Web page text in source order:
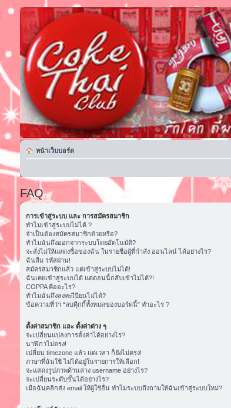
หน้าเว็บบอร์ด
FAQ
การเข้าสู่ระบบ และ การสมัครสมาชิก
ทำไมเข้าสู่ระบบไม่ได้ ?
จำเป็นต้องสมัครสมาชิกด้วยหรือ?
ทำไมฉันถึงออกจากระบบโดยอัตโนมัติ?
จะสั่งไม่ให้แสดงชื่อของฉัน ในรายชื่อผู้ที่กำลัง ออนไลน์ ได้อย่างไร?
ฉันลืม รหัสผ่าน!
สมัครสมาชิกแล้ว แต่เข้าสู่ระบบไม่ได้!
ฉันเคยเข้าสู่ระบบได้ แต่ตอนนี้กลับเข้าไม่ได้?!
COPPA คืออะไร?
ทำไมฉันถึงลงทะเีบียนไม่ได้?
ข้อความที่ว่า “ลบคุีกกี้ทั้งหมดของบอร์ดนี้” ทำอะไร ?
ตั้งค่าสมาชิก และ ตั้งค่าต่าง ๆ
จะเปลี่ยนแปลงการตั้งค่าได้อย่างไร?
นาฬิกาไม่ตรง!
เปลี่ยน timezone แล้ว แต่เวลา ก็ยังไม่ตรง!
ภาษาที่ฉันใช้ ไม่ได้อยู่ในรายการให้เลือก!
จะแสดงรูปภาพด้านล่าง username อย่างไร?
จะเปลี่ยนระดับขั้นได้อย่างไร?
เมื่อฉันคลิกส่ง email ให้ผู้ใช้อื่น ทำไมระบบถึงถามให้ฉันเข้าสู่ระบบใหม่?